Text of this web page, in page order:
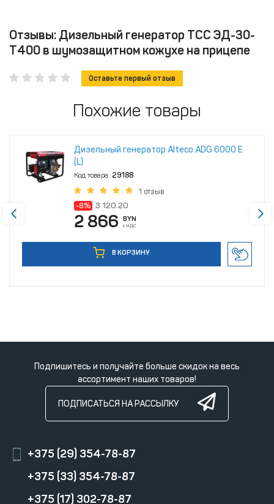
Отзывы: Дизельный генератор ТСС ЭД-30-
Т400 в шумозащитном кожухе на прицепе
Оставьте первый отзыв
Похожие товары
Дизельный генератор Alteco ADG 6000 Е
(L)
Код товара: 29188
1 отзыв
-8% 3 120.20
2 866 BYN
с НДС
В КОРЗИНУ
Подпишитесь и получайте больше скидок на весь
ассортимент наших товаров!
ПОДПИСАТЬСЯ НА РАССЫЛКУ
+375 (29) 354-78-87
+375 (33) 354-78-87
+375 (17) 302-78-87